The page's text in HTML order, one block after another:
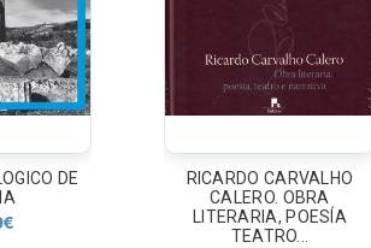
LOS MITOS DE LA
INMIGRACION. 22 falsos...
22,90€